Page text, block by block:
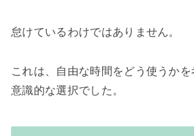
怠けているわけではありません。
これは、自由な時間をどう使うか
意識的な選択でした。